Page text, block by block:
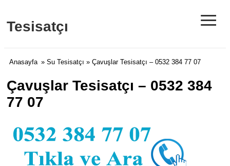
Tesisatçı ≡
Anasayfa » Su Tesisatçı » Çavuşlar Tesisatçı – 0532 384 77 07
Çavuşlar Tesisatçı – 0532 384
77 07